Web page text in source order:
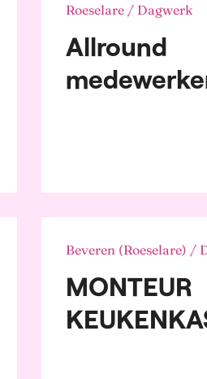
Roeselare / Dagwerk
Allround
Beveren (Roeselare) /
MONTEUR